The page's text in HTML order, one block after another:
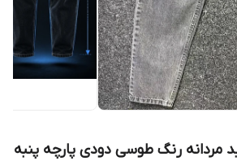
مردانه رنگ طوسی دودی پارچه پنبه